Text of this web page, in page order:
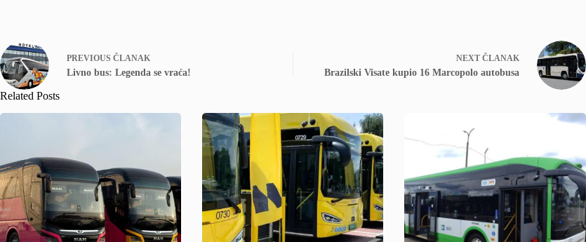
PREVIOUS ČLANAK
Livno bus: Legenda se vraća!
NEXT ČLANAK
Brazilski Visate kupio 16 Marcopolo autobusa
Related Posts